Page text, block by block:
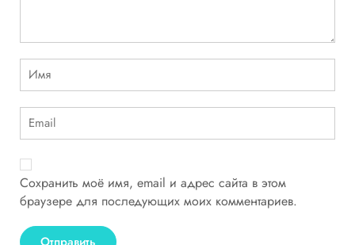
Сохранить моё имя, email и адрес сайта в этом
браузере для последующих моих комментариев.